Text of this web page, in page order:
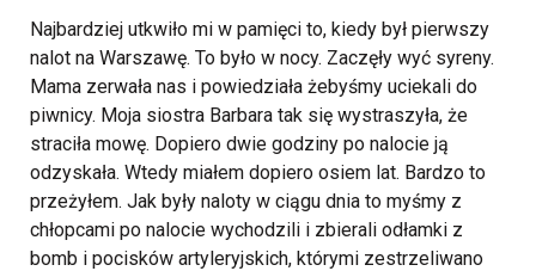
Najbardziej utkwiło mi w pamięci to, kiedy był pierwszy
nalot na Warszawę. To było w nocy. Zaczęły wyć syreny.
Mama zerwała nas i powiedziała żebyśmy uciekali do
piwnicy. Moja siostra Barbara tak się wystraszyła, że
straciła mowę. Dopiero dwie godziny po nalocie ją
odzyskała. Wtedy miałem dopiero osiem lat. Bardzo to
przeżyłem. Jak były naloty w ciągu dnia to myśmy z
chłopcami po nalocie wychodzili i zbierali odłamki z
bomb i pocisków artyleryjskich, którymi zestrzeliwano